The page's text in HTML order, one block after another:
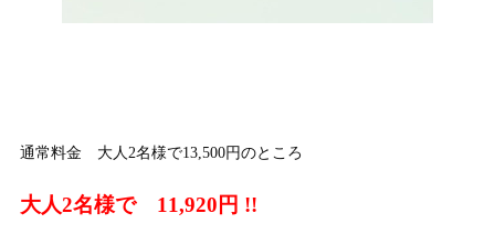
通常料金 大人2名様で13,500円のところ
大人2名様で 11,920円 !!